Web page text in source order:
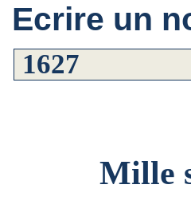
Ecrire un
Mille six